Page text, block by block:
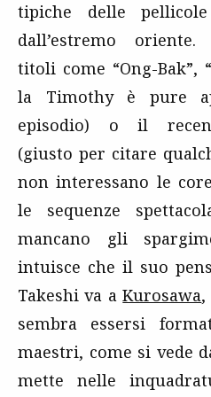
tipiche delle
dall’estremo
titoli come “Ong-Bak”, “
la Timothy è pure
episodio) o il
(giusto per citare
non interessano le
le sequenze
mancano gli
intuisce che il suo
Takeshi va aKurosawa,
sembra essersi
maestri, come si vede
mette nelle